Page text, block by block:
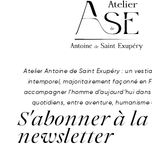
Atelier Antoine de Saint Exupéry : un
intemporel, majoritairement façonné en
accompagner l’homme d’aujourd’hui
quotidiens, entre aventure, humanisme
S'abonner à la
newsletter